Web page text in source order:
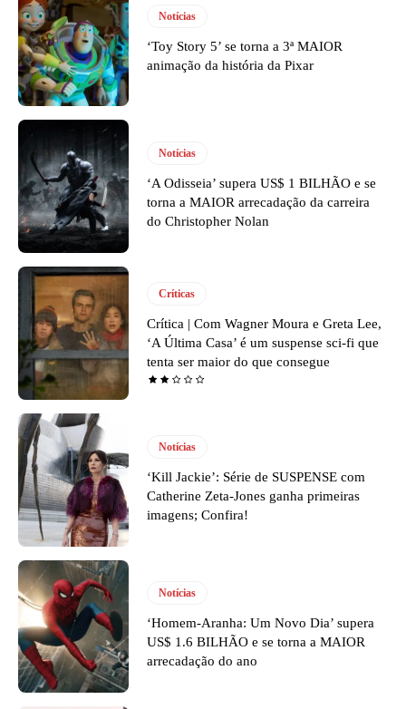
Notícias
‘Toy Story 5’ se torna a 3ª MAIOR
animação da história da Pixar
Notícias
‘A Odisseia’ supera US$ 1 BILHÃO e se
torna a MAIOR arrecadação da carreira
do Christopher Nolan
Críticas
Crítica | Com Wagner Moura e Greta Lee,
‘A Última Casa’ é um suspense sci-fi que
tenta ser maior do que consegue
Notícias
‘Kill Jackie’: Série de SUSPENSE com
Catherine Zeta-Jones ganha primeiras
imagens; Confira!
Notícias
‘Homem-Aranha: Um Novo Dia’ supera
US$ 1.6 BILHÃO e se torna a MAIOR
arrecadação do ano